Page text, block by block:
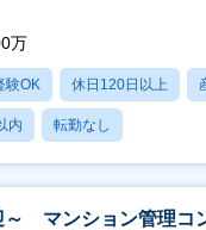
万
験OK 休日120日以上
内 転勤なし
～ マンション管理コ